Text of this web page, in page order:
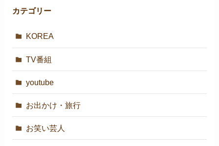
カテゴリー
KOREA
TV番組
youtube
お出かけ・旅行
お笑い芸人